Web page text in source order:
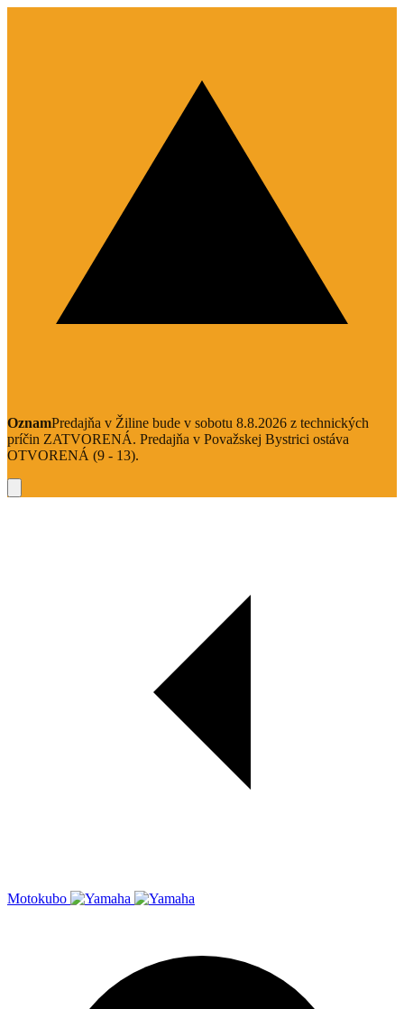
OznamPredajňa v Žiline bude v sobotu 8.8.2026 z technických
príčin ZATVORENÁ. Predajňa v Považskej Bystrici ostáva
OTVORENÁ (9 - 13).
Motokubo